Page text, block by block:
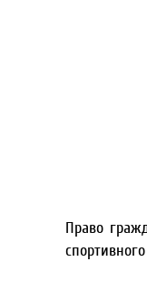
Право